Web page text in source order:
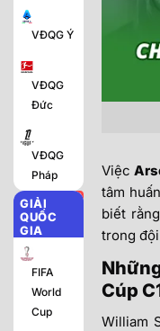
VĐQG Ý
VĐQG
Đức
VĐQG
Pháp
GIẢI
QUỐC
GIA
FIFA
World
Cup
Việc
tâm
biết
trong
Cúp
William